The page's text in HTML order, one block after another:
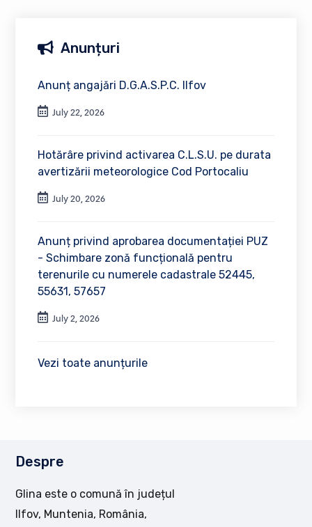
Anunțuri
Anunț angajări D.G.A.S.P.C. Ilfov
July 22, 2026
Hotărâre privind activarea C.L.S.U. pe durata
avertizării meteorologice Cod Portocaliu
July 20, 2026
Anunț privind aprobarea documentației PUZ
- Schimbare zonă funcțională pentru
terenurile cu numerele cadastrale 52445,
55631, 57657
July 2, 2026
Vezi toate anunțurile
Despre
Glina este o comună în județul
Ilfov, Muntenia, România,